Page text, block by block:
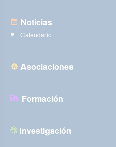
Noticias
Calendario
Asociaciones
Formación
Investigación